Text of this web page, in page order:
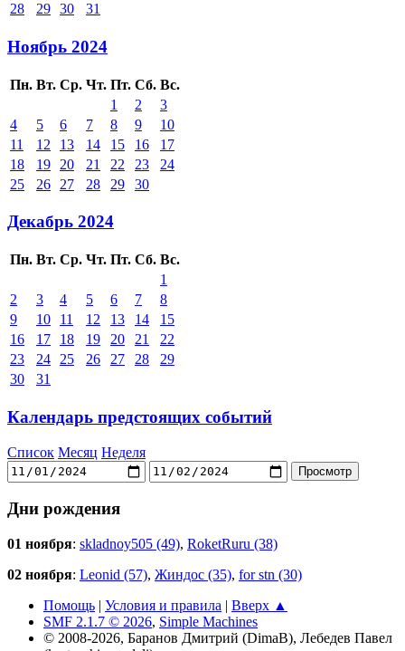
28
29 30 31
Ноябрь 2024
Пн. Вт. Ср. Чт. Пт. Сб. Вс.
1
2
3
4
5 6 7 8 9
10
11
12 13 14 15 16
17
18
19 20 21 22 23
24
25
26 27 28 29 30
Декабрь 2024
Пн. Вт. Ср. Чт. Пт. Сб. Вс.
1
2
3 4 5 6 7
8
9
10 11 12 13 14
15
16
17 18 19 20 21
22
23
24 25 26 27 28
29
30
31
Календарь предстоящих событий
Список Месяц Неделя
Дни рождения
01 ноября: skladnoy505 (49), RoketRuru (38)
02 ноября: Leonid (57), Жиндос (35), for stn (30)
Помощь | Условия и правила | Вверх ▲
SMF 2.1.7 © 2026, Simple Machines
© 2008-2026, Баранов Дмитрий (DimaB), Лебедев Павел